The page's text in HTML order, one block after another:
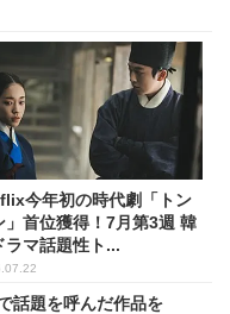
今年初の時代劇「トン
」首位獲得！7月第3週 韓
ラマ話題性ト...
話題を呼んだ作品を